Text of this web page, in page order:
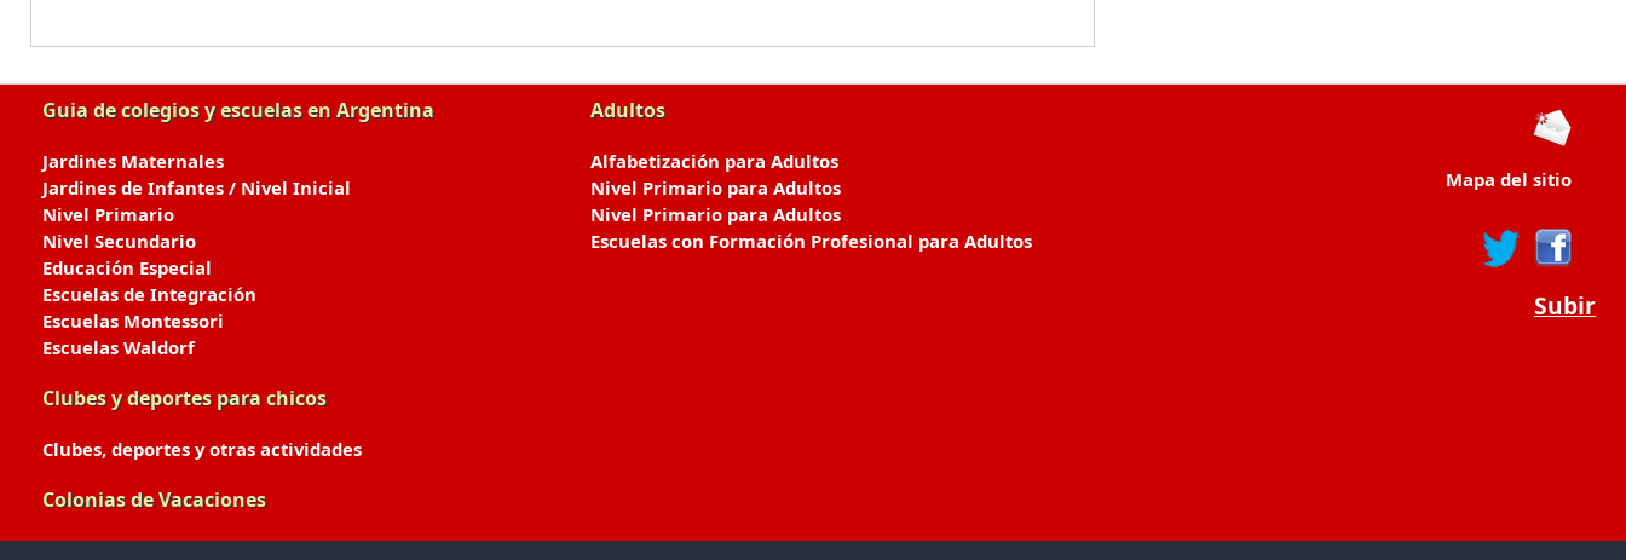
Guia de colegios y escuelas en Argentina
Jardines Maternales
Jardines de Infantes / Nivel Inicial
Nivel Primario
Nivel Secundario
Educación Especial
Escuelas de Integración
Escuelas Montessori
Escuelas Waldorf
Clubes y deportes para chicos
Clubes, deportes y otras actividades
Colonias de Vacaciones
Adultos
Alfabetización para Adultos
Nivel Primario para Adultos
Nivel Primario para Adultos
Escuelas con Formación Profesional para Adultos
Mapa del sitio
Subir